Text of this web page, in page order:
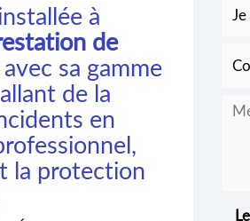
à
de
sa gamme
de la
en
la protection